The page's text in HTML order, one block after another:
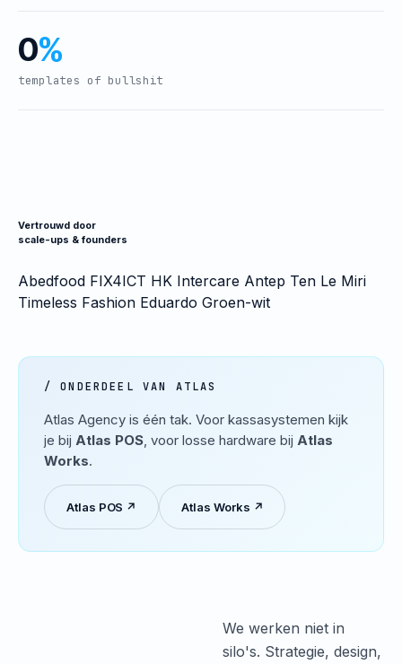
0%
templates of bullshit
Vertrouwd door
scale-ups & founders
Abedfood FIX4ICT HK Intercare Antep Ten Le Miri
Timeless Fashion Eduardo Groen-wit
/ ONDERDEEL VAN ATLAS
Atlas Agency is één tak. Voor kassasystemen kijk
je bij Atlas POS, voor losse hardware bij Atlas
Works.
Atlas POS ↗ Atlas Works ↗
We werken niet in
silo's. Strategie, design,